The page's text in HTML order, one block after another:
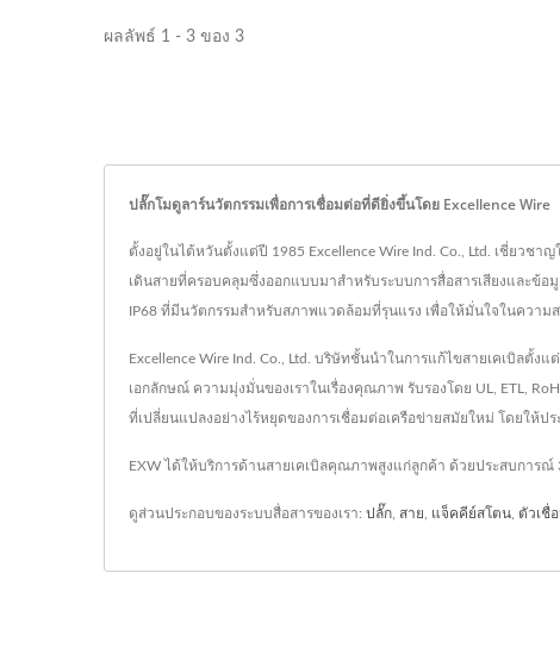
ผลลัพธ์ 1 - 3 ของ 3
ปลั๊กโมดูลาร์นวัตกรรมเพื่อการเชื่อมต่อที่ดียิ่งขึ้นโดย Excellence Wire
ตั้งอยู่ในไต้หวันตั้งแต่ปี 1985 Excellence Wire Ind. Co., Ltd. เชี่ยวช
เดินสายที่ครอบคลุมซึ่งออกแบบมาสำหรับระบบการสื่อสารเสียงและข้
IP68 ที่มีนวัตกรรมสำหรับสภาพแวดล้อมที่รุนแรง เพื่อให้มั่นใจในความ
Excellence Wire Ind. Co., Ltd. บริษัทชั้นนำในการแก้ไขสายเคเบิลตั้
เอกลักษณ์ ความมุ่งมั่นของเราในเรื่องคุณภาพ รับรองโดย UL, ETL,
ที่เปลี่ยนแปลงอย่างไร้หยุดของการเชื่อมต่อเครือข่ายสมัยใหม่ โดยใ
EXW ได้ให้บริการด้านสายเคเบิลคุณภาพสูงแก่ลูกค้า ด้วยประสบการ
ดูส่วนประกอบของระบบสื่อสารของเรา: ปลั๊ก สาย แจ็คคีย์สโตน ตัวเชื่